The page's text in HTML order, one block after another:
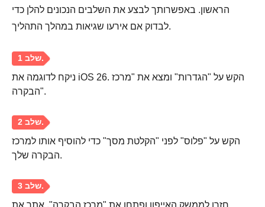
הראשון. באפשרותך לבצע את השלבים הנכונים להלן כדי
לבדוק אם אירעו שגיאות במהלך התהליך.
ניקח לדוגמה את iOS 26. הקש על "הגדרות" ומצא את "מרכז
הבקרה".
הקש על "פלוס" לפני "הקלטת מסך" כדי להוסיף אותו למרכז
הבקרה שלך.
חזרו לממשק האייפון ופתחו את "מרכז הבקרה", אתר את